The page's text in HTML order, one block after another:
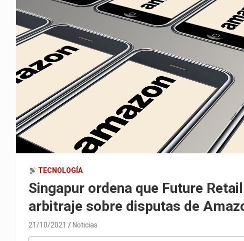
TECNOLOGÍA
Singapur ordena que Future
arbitraje sobre disputas de
21/10/2021 Noticias